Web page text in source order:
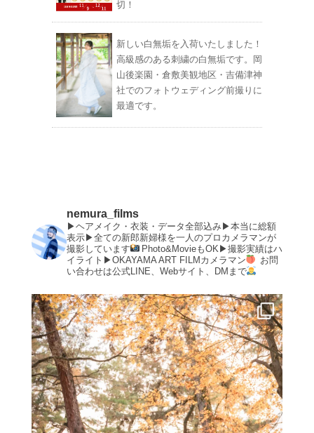
切！
新しい白無垢を入荷いたしました！
高級感のある刺繍の白無垢です。岡
山後楽園・倉敷美観地区・吉備津神
社でのフォトウェディング前撮りに
最適です。
nemura_films
▶︎ヘアメイク・衣装・データ全部込み▶︎本当に総額
表示▶︎全ての新郎新婦様を一人のプロカメラマンが
撮影しています
Photo&MovieもOK▶︎撮影実績はハ
イライト▶︎OKAYAMA ART FILMカメラマン
お問
い合わせは公式LINE、Webサイト、DMまで